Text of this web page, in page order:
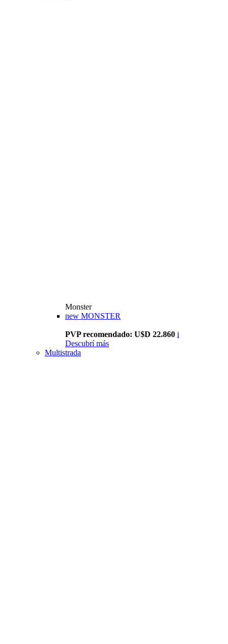
Monster
new MONSTER
PVP recomendado: U$D 22.860 i
Descubrí más
Multistrada